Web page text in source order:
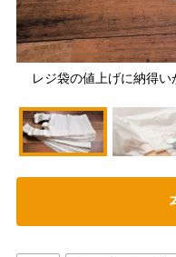
レジ袋の値上げに納得い